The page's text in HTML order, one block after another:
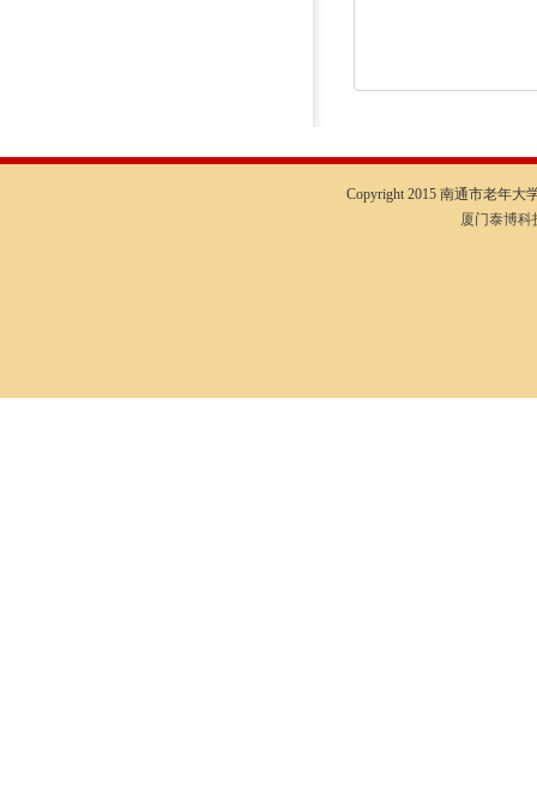
Copyright 2015 南通市老年大
厦门泰博